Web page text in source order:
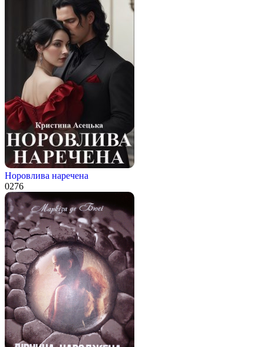
Норовлива наречена
0276